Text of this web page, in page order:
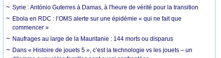
Syrie : António Guterres à Damas, à l'heure de vérité pour la transition
Ebola en RDC : l’OMS alerte sur une épidémie « qui ne fait que
commencer »
Naufrages au large de la Mauritanie : 144 morts ou disparus
Dans « Histoire de jouets 5 », c’est la technologie vs les jouets – un